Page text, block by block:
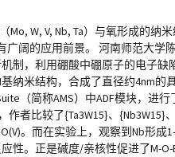
W, V, Nb, Ta）与氧形成的纳
阔的应用前景。 河南师范大学
制，利用硼酸中硼原子的电子缺
纳米结构，合成了直径约4nm
（简称AMS）中ADF模块，进
者比较了{Ta3W15}、{Nb3W15}
。而在实验上，观察到Nb形成
性。正是碱度/亲核性促进了M-